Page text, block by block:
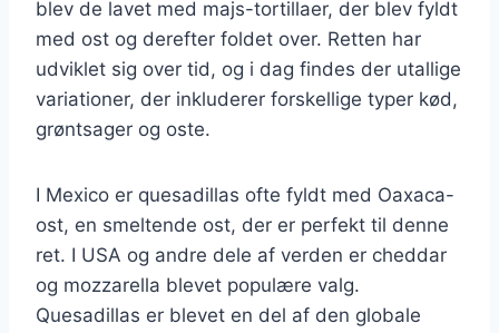
blev de lavet med majs-tortillaer, der blev fyldt
med ost og derefter foldet over. Retten har
udviklet sig over tid, og i dag findes der utallige
variationer, der inkluderer forskellige typer kød,
grøntsager og oste.
I Mexico er quesadillas ofte fyldt med Oaxaca-
ost, en smeltende ost, der er perfekt til denne
ret. I USA og andre dele af verden er cheddar
og mozzarella blevet populære valg.
Quesadillas er blevet en del af den globale